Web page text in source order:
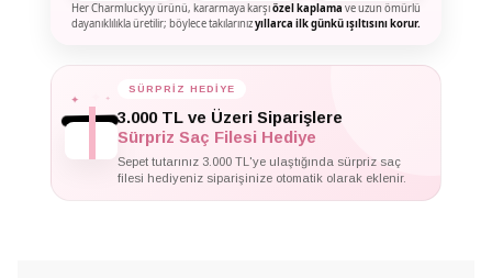
Her Charmluckyy ürünü, kararmaya karşıözel kaplama ve uzun ömürlü
dayanıklılıkla üretilir; böylece takılarınızyıllarca ilk günkü ışıltısını korur.
SÜRPRİZ HEDİYE
3.000 TL ve Üzeri Siparişlere
Sürpriz Saç Filesi Hediye
Sepet tutarınız 3.000 TL'ye ulaştığında sürpriz saç
filesi hediyeniz siparişinize otomatik olarak eklenir.